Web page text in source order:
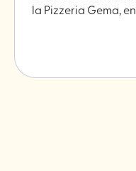
la Pizzeria Gema,